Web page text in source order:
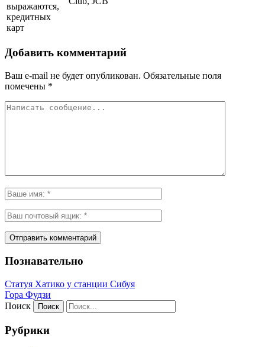
выражаются,
кредитных
карт
Добавить комментарий
Ваш e-mail не будет опубликован. Обязательные поля
помечены *
Познавательно
Статуя Хатико у станции Сибуя
Гора Фудзи
Поиск
Рубрики